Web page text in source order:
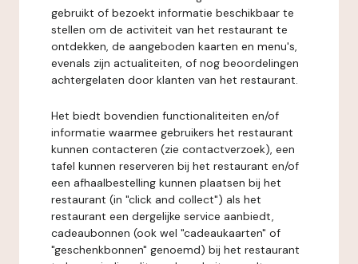
gebruikt of bezoekt informatie beschikbaar te
stellen om de activiteit van het restaurant te
ontdekken, de aangeboden kaarten en menu's,
evenals zijn actualiteiten, of nog beoordelingen
achtergelaten door klanten van het restaurant.
Het biedt bovendien functionaliteiten en/of
informatie waarmee gebruikers het restaurant
kunnen contacteren (zie contactverzoek), een
tafel kunnen reserveren bij het restaurant en/of
een afhaalbestelling kunnen plaatsen bij het
restaurant (in "click and collect") als het
restaurant een dergelijke service aanbiedt,
cadeaubonnen (ook wel "cadeaukaarten" of
"geschenkbonnen" genoemd) bij het restaurant